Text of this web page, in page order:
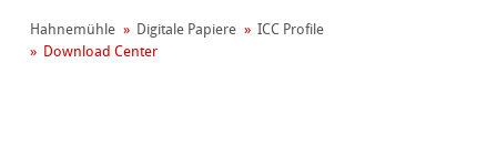
Hahnemühle Digitale Papiere
ICC Profile
Download Center